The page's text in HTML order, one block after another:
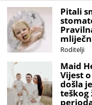
©
Sva prava zadržana.
IZAŠAO JE NOVI
Pitali
Roditelji
Maid
Vijest
došla
teškog